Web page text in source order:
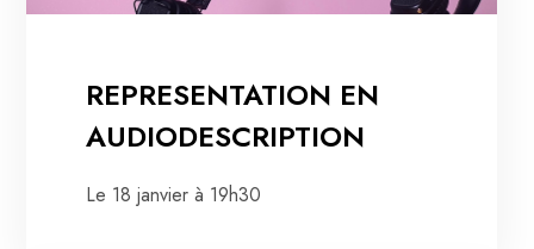
REPRESENTATION EN
AUDIODESCRIPTION
Le 18 janvier à 19h30